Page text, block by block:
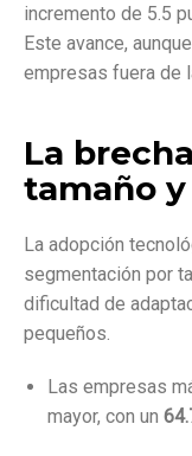
incremento de 5.5
Este avance,
empresas fuera de
La
tamaño
La adopción
segmentación por
dificultad de
pequeños.
Las empresas
mayor, con un